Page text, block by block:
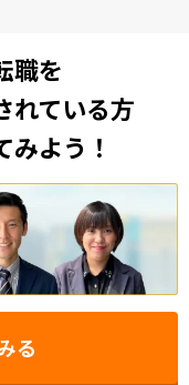
職を
れている方
みよう！
る